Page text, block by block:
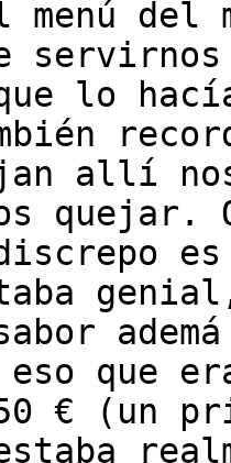
menú
servirnos
lo
allí
eso que
€ (un